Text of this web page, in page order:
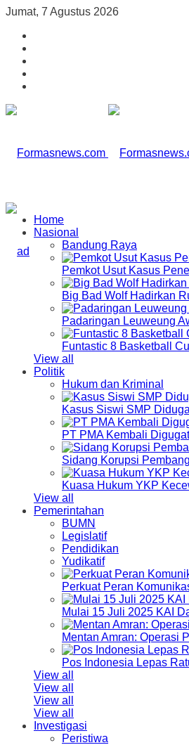
Jumat, 7 Agustus 2026
Home
Nasional
Bandung Raya
Pemkot Usut Kasus
Big Bad Wolf Hadirkan
Padaringan Leuweung
Funtastic 8 Basketball
View all
Politik
Hukum dan Kriminal
Kasus Siswi SMP
PT PMA Kembali
Sidang Korupsi
Kuasa Hukum YKP
View all
Pemerintahan
BUMN
Legislatif
Pendidikan
Yudikatif
Perkuat Peran
Mulai 15 Juli 2025 KAI
Mentan Amran: Operasi
Pos Indonesia Lepas
View all
View all
View all
View all
Investigasi
Peristiwa